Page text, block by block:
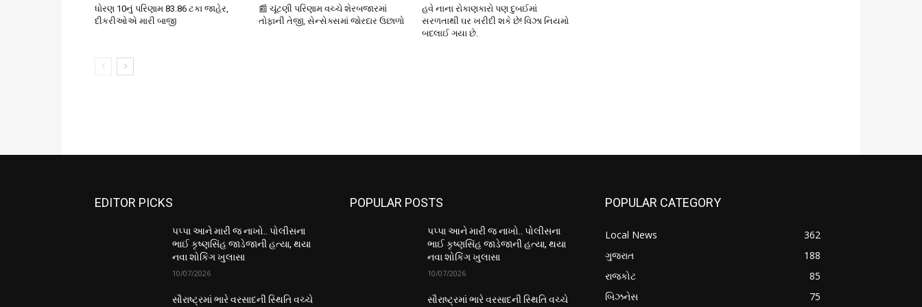
ધોરણ 10નું પરિણામ 83.86 ટકા જાહેર,
દીકરીઓએ મારી બાજી
📰 ચૂંટણી પરિણામ વચ્ચે શેરબજારમાં
તોફાની તેજી, સેન્સેક્સમાં જોરદાર ઉછાળો
હવે નાના રોકાણકારો પણ દુબઈમાં
સરળતાથી ઘર ખરીદી શકે છે! વિઝા નિયમો
બદલાઈ ગયા છે.
EDITOR PICKS
પપ્પા આને મારી જ નાખો.. પોલીસના
ભાઈ કૃષ્ણસિંહ જાડેજાની હત્યા, થયા
નવા શોકિંગ ખુલાસા
10/07/2026
સૌરાષ્ટ્રમાં ભારે વરસાદની સ્થિતિ વચ્ચે
POPULAR POSTS
પપ્પા આને મારી જ નાખો.. પોલીસના
ભાઈ કૃષ્ણસિંહ જાડેજાની હત્યા, થયા
નવા શોકિંગ ખુલાસા
10/07/2026
સૌરાષ્ટ્રમાં ભારે વરસાદની સ્થિતિ વચ્ચે
POPULAR CATEGORY
Local News
362
ગુજરાત
188
રાજકોટ
85
બિઝનેસ
75